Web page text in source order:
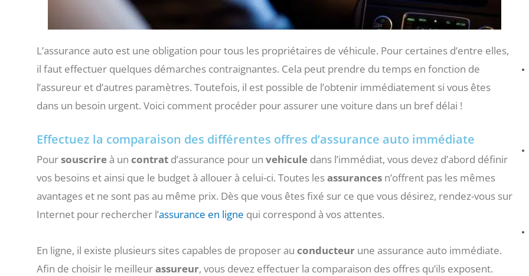
L’assurance auto est une obligation pour tous les propriétaires de véhicule. Pour certaines d’entre elles,
il faut effectuer quelques démarches contraignantes. Cela peut prendre du temps en fonction de
l’assureur et d’autres paramètres. Toutefois, il est possible de l’obtenir immédiatement si vous êtes
dans un besoin urgent. Voici comment procéder pour assurer une voiture dans un bref délai !
Effectuez la comparaison des différentes offres d’assurance auto immédiate
Poursouscrireà un contrat d’assurance pour un vehicule dans l’immédiat, vous devez d’abord définir
vos besoins et ainsi que le budget à allouer à celui-ci. Toutes lesassurances n’offrent pas les mêmes
avantages et ne sont pas au même prix. Dès que vous êtes fixé sur ce que vous désirez, rendez-vous sur
Internet pour rechercher l’assurance en ligne qui correspond à vos attentes.
En ligne, il existe plusieurs sites capables de proposer au conducteur une assurance auto immédiate.
Afin de choisir le meilleurassureur, vous devez effectuer la comparaison des offres qu’ils exposent.